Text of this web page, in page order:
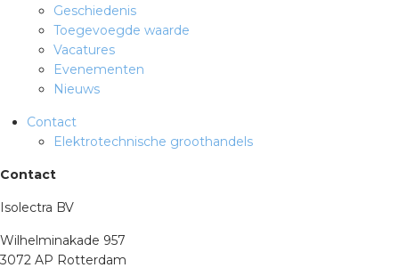
Geschiedenis
Toegevoegde waarde
Vacatures
Evenementen
Nieuws
Contact
Elektrotechnische groothandels
Contact
Isolectra BV
Wilhelminakade 957
3072 AP Rotterdam